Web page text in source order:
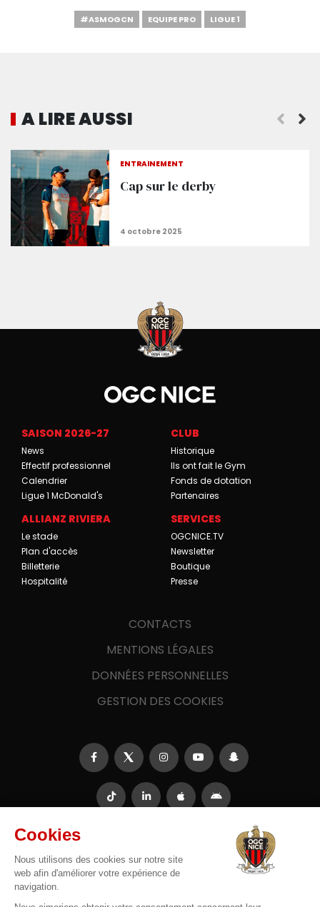
#ASMOGCN EQUIPE PRO LIGUE 1
A LIRE AUSSI
ENTRAÎNEMENT
Cap sur le derby
SAISON 2026-27
News
Effectif professionnel
Calendrier
Ligue 1 McDonald's
CLUB
Historique
Ils ont fait le Gym
Fonds de dotation
Partenaires
ALLIANZ RIVIERA
Le stade
Plan d'accès
Billetterie
Hospitalité
SERVICES
OGCNICE.TV
Newsletter
Boutique
Presse
CONTACTS
MENTIONS LÉGALES
DONNÉES PERSONNELLES
GESTION DES COOKIES